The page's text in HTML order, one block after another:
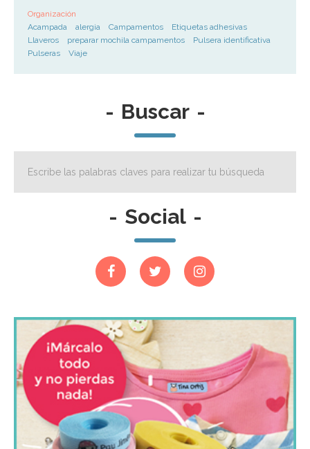
Organización
Acampada
alergia Campamentos
Etiquetas adhesivas
Llaveros
preparar mochila campamentos
Pulsera identificativa
Pulseras
Viaje
- Buscar -
- Social -